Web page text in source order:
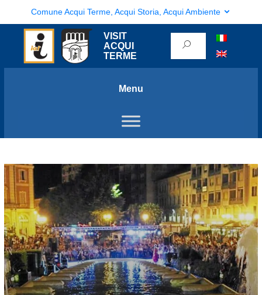
Comune Acqui Terme, Acqui Storia, Acqui Ambiente
VISIT
ACQUI
TERME
Menu